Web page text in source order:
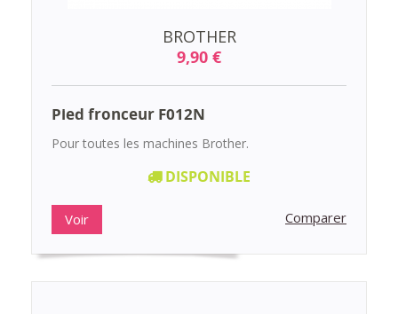
BROTHER
9,90 €
Pied fronceur F012N
Pour toutes les machines Brother.
DISPONIBLE
Voir Comparer